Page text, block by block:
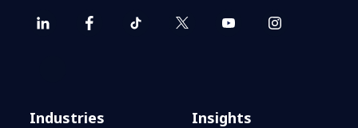
Industries
Insights